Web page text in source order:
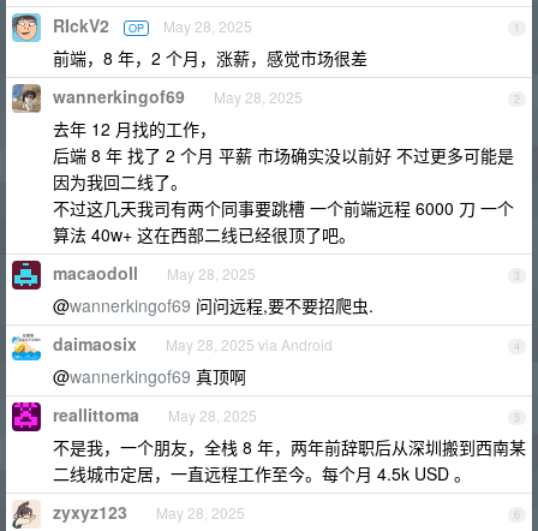
1
RIckV2 OP May 28, 2025
前端，8 年，2 个月，涨薪，感觉市场很差
2
wannerkingof69 May 28, 2025
去年 12 月找的工作，
后端 8 年 找了 2 个月 平薪 市场确实没以前好 不过更多可能是
因为我回二线了。
不过这几天我司有两个同事要跳槽 一个前端远程 6000 刀 一个
算法 40w+ 这在西部二线已经很顶了吧。
3
macaodoll May 28, 2025
@wannerkingof69 问问远程,要不要招爬虫.
4
daimaosix May 28, 2025 via Android
@wannerkingof69 真顶啊
5
reallittoma May 28, 2025
不是我，一个朋友，全栈 8 年，两年前辞职后从深圳搬到西南某
二线城市定居，一直远程工作至今。每个月 4.5k USD 。
6
zyxyz123 May 28, 2025